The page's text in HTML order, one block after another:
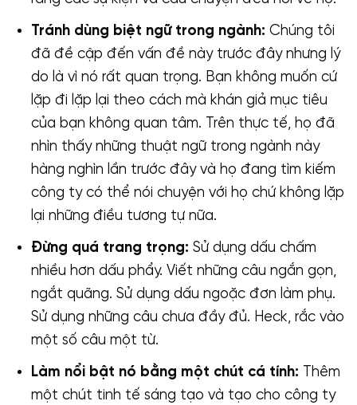
Tránh dùng biệt ngữ trong ngành: Chúng tôi
đã đề cập đến vấn đề này trước đây nhưng lý
do là vì nó rất quan trọng. Bạn không muốn cứ
lặp đi lặp lại theo cách mà khán giả mục tiêu
của bạn không quan tâm. Trên thực tế, họ đã
nhìn thấy những thuật ngữ trong ngành này
hàng nghìn lần trước đây và họ đang tìm kiếm
công ty có thể nói chuyện với họ chứ không lặp
lại những điều tương tự nữa.
Đừng quá trang trọng: Sử dụng dấu chấm
nhiều hơn dấu phẩy. Viết những câu ngắn gọn,
ngắt quãng. Sử dụng dấu ngoặc đơn làm phụ.
Sử dụng những câu chưa đầy đủ. Heck, rắc vào
một số câu một từ.
Làm nổi bật nó bằng một chút cá tính: Thêm
một chút tinh tế sáng tạo và tạo cho công ty